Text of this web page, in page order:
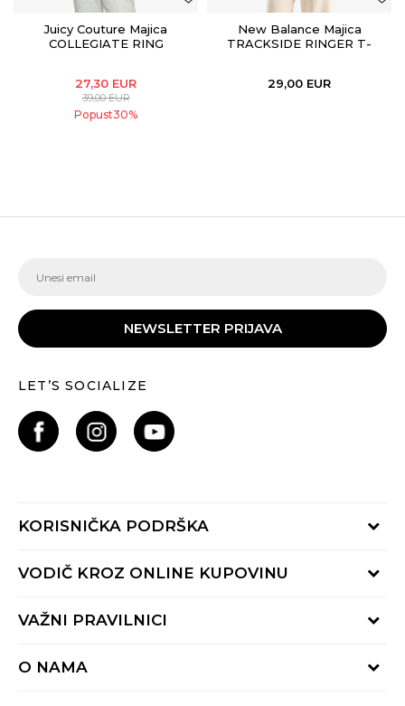
Juicy Couture Majica
COLLEGIATE RING
27,30 EUR
39,00EUR
Popust30%
New Balance Majica
TRACKSIDE RINGER T-
29,00 EUR
NEWSLETTER PRIJAVA
LET’S SOCIALIZE
KORISNIČKA PODRŠKA
Provjeri status porudžbine
Radno vrijeme 9-16h
VODIČ KROZ ONLINE KUPOVINU
Načini isporuke
Reklamacije
VAŽNI PRAVILNICI
O NAMA